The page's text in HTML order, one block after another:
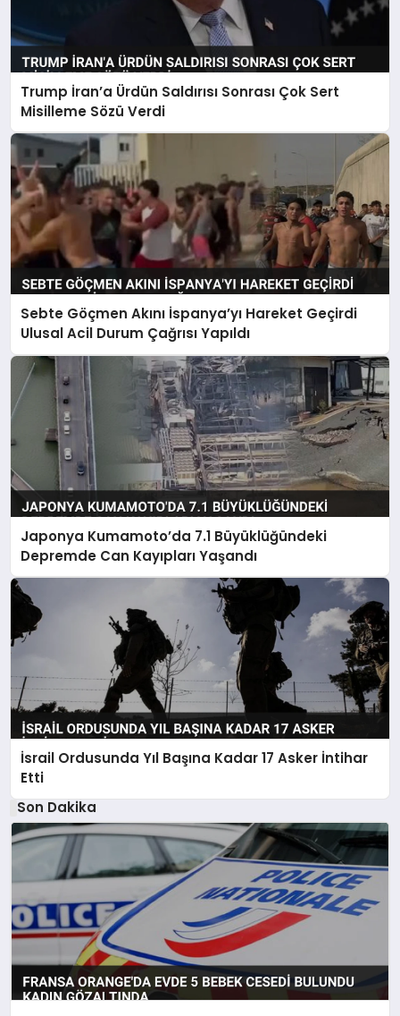
Trump İran’a Ürdün Saldırısı Sonrası Çok Sert
Misilleme Sözü Verdi
Sebte Göçmen Akını İspanya’yı Hareket Geçirdi
Ulusal Acil Durum Çağrısı Yapıldı
Japonya Kumamoto’da 7.1 Büyüklüğündeki
Depremde Can Kayıpları Yaşandı
İsrail Ordusunda Yıl Başına Kadar 17 Asker İntihar
Etti
Son Dakika